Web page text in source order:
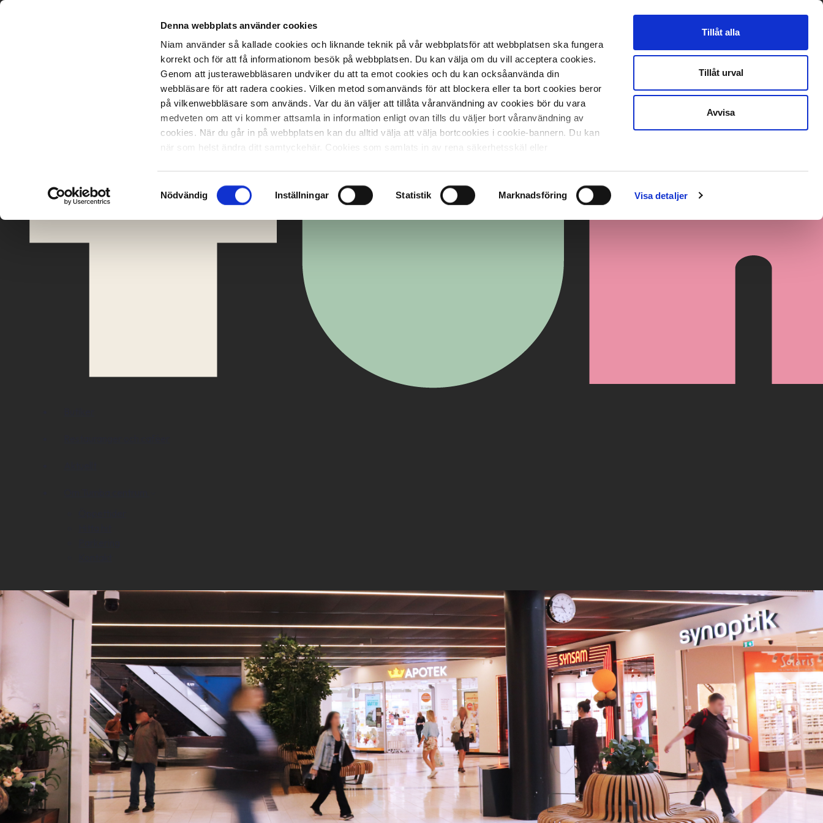
Denna webbplats använder cookies
Niam använder så kallade cookies och liknande teknik på vår webbplatsför att webbplatsen ska fungera
korrekt och för att få informationom besök på webbplatsen. Du kan välja om du vill acceptera cookies.
Genom att justerawebbläsaren undviker du att ta emot cookies och du kan ocksåanvända din
webbläsare för att radera cookies. Vilken metod somanvänds för att blockera eller ta bort cookies beror
på vilkenwebbläsare som används. Var du än väljer att tillåta våranvändning av cookies bör du vara
medveten om att vi kommer attsamla in information enligt ovan tills du väljer bort våranvändning av
cookies. När du går in på webbplatsen kan du alltid välja att välja bortcookies i cookie-bannern. Du kan
när som helst ändra ditt samtyckehär. Cookies som samlats in av rena säkerhetsskäl eller
Nödvändig Inställningar Statistik Marknadsföring Visa detaljer
Tillåt alla
Tillåt urval
Avvisa